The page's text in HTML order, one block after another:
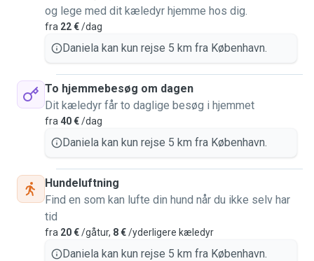
og lege med dit kæledyr hjemme hos dig.
fra 22 €/dag
Daniela kan kun rejse 5 km fra København.
To hjemmebesøg om dagen
Dit kæledyr får to daglige besøg i hjemmet
fra 40 €/dag
Daniela kan kun rejse 5 km fra København.
Hundeluftning
Find en som kan lufte din hund når du ikke selv har
tid
fra 20 €/gåtur, 8 €/yderligere kæledyr
Daniela kan kun rejse 5 km fra København.